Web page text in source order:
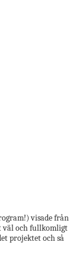
visade från
väl och fullkomligt
projektet och så